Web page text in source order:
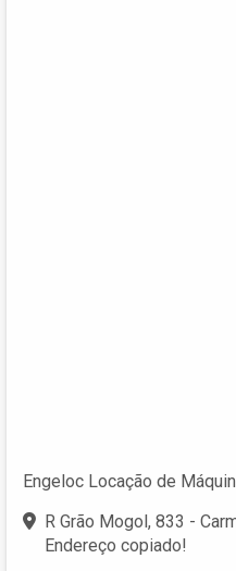
Engeloc Locação de
R Grão Mogol, 833 -
Endereço copiado!